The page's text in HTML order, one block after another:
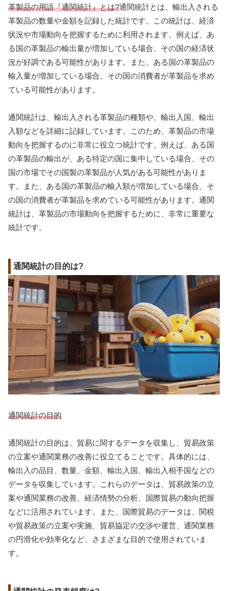
革製品の用語『通関統計』とは?通関統計とは、輸出入される
革製品の数量や金額を記録した統計です。この統計は、経済
状況や市場動向を把握するために利用されます。例えば、あ
る国の革製品の輸出量が増加している場合、その国の経済状
況が好調である可能性があります。また、ある国の革製品の
輸入量が増加している場合、その国の消費者が革製品を求め
ている可能性があります。
通関統計は、輸出入される革製品の種類や、輸出入国、輸出
入額などを詳細に記録しています。このため、革製品の市場
動向を把握するのに非常に役立つ統計です。例えば、ある国
の革製品の輸出が、ある特定の国に集中している場合、その
国の市場でその国製の革製品が人気がある可能性がありま
す。また、ある国の革製品の輸入額が増加している場合、そ
の国の消費者が革製品を求めている可能性があります。通関
統計は、革製品の市場動向を把握するために、非常に重要な
統計です。
通関統計の目的は?
通関統計の目的
通関統計の目的は、貿易に関するデータを収集し、貿易政策
の立案や通関業務の改善に役立てることです。具体的には、
輸出入の品目、数量、金額、輸出入国、輸出入相手国などの
データを収集しています。これらのデータは、貿易政策の立
案や通関業務の改善、経済情勢の分析、国際貿易の動向把握
などに活用されています。また、国際貿易のデータは、関税
や貿易政策の立案や実施、貿易協定の交渉や運営、通関業務
の円滑化や効率化など、さまざまな目的で使用されていま
す。